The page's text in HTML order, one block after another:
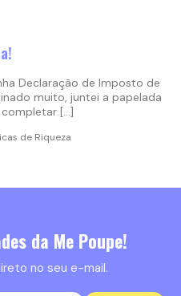
Declaração de Imposto de
muito, juntei a papelada
[…]
de Riqueza
da Me Poupe!
no seu e-mail.